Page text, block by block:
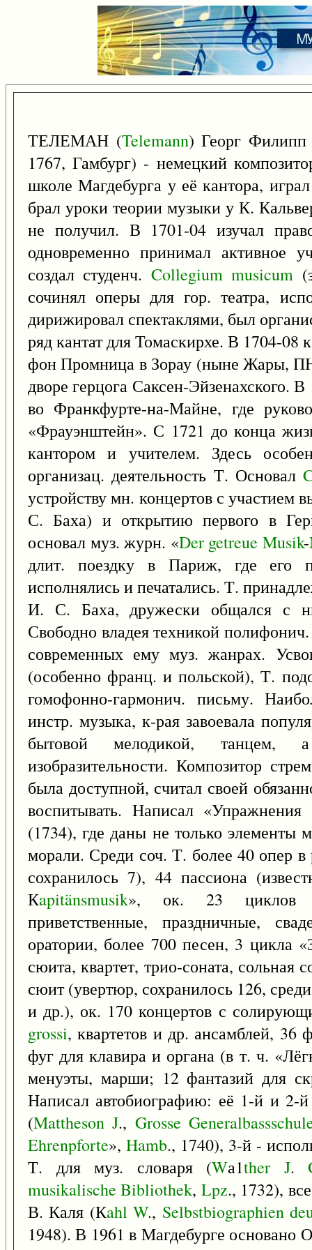
ТЕЛЕМАН (Telemann) Георг
1767, Гамбург) - немецкий
школе Магдебурга у её кантора,
брал уроки теории музыки у К.
не получил. В 1701-04 изучал
одновременно принимал активное
создал студенч. Collegium musicum
сочинял оперы для гор. театра,
дирижировал спектаклями, был
ряд кантат для Томаскирхе. В 1704-08
фон Промница в Зорау (ныне Жары,
дворе герцога Саксен-Эйзенахского.
во Франкфурте-на-Майне, где
«Фрауэнштейн». С 1721 до конца
кантором и учителем. Здесь
организац. деятельность Т. Основал
устройству мн. концертов с
С. Баха) и открытию первого в
основал муз. журн. «Der getreue Musik-
длит. поездку в Париж, где его
исполнялись и печатались. Т.
И. С. Баха, дружески общался с
Свободно владея техникой
современных ему муз. жанрах.
(особенно франц. и польской), Т.
гомофонно-гармонич. письму.
инстр. музыка, к-рая завоевала
бытовой мелодикой, танцем,
изобразительности. Композитор
была доступной, считал своей
воспитывать. Написал
(1734), где даны не только элементы
морали. Среди соч. Т. более 40 опер
сохранилось 7), 44 пассиона
Кapitänsmusik», ок. 23 циклов
приветственные, праздничные,
оратории, более 700 песен, 3 цикла
сюита, квартет, трио-соната, сольная
сюит (увертюр, сохранилось 126,
и др.), ок. 170 концертов с
grossi, квартетов и др. ансамблей, 36
фуг для клавира и органа (в т. ч.
менуэты, марши; 12 фантазий для
Написал автобиографию: её 1-й и 2-
(Mattheson J., Grosse
Ehrenpforte», Hamb., 1740), 3-й -
Т. для муз. словаря (Wа1ther J.
musikalische Bibliothek, Lpz., 1732),
В. Каля (Кahl W., Selbstbiographien
1948). В 1961 в Магдебурге основано